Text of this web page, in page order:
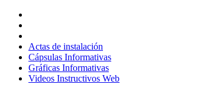
contenido
Actas de instalación
Cápsulas Informativas
Gráficas Informativas
Videos Instructivos Web